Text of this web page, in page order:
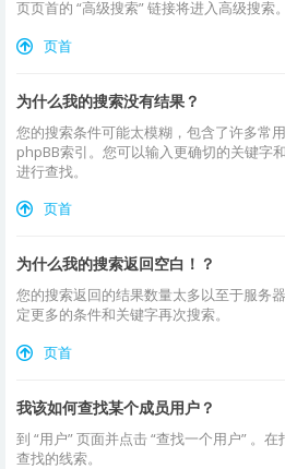
页页首的 “高级搜索” 链接将进入高级搜索。
页首
为什么我的搜索没有结果？
您的搜索条件可能太模糊，包含了许多常
phpBB索引。您可以输入更确切的关键字
进行查找。
页首
为什么我的搜索返回空白！？
您的搜索返回的结果数量太多以至于服务
定更多的条件和关键字再次搜索。
页首
我该如何查找某个成员用户？
到 “用户” 页面并点击 “查找一个用户” 。
查找的线索。